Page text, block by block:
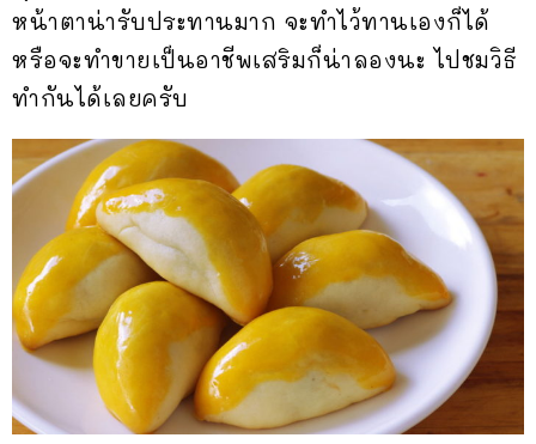
หน้าตาน่ารับประทานมาก จะทำไว้ทานเองก็ได้
หรือจะทำขายเป็นอาชีพเสริมก็น่าลองนะ ไปชมวิธี
ทำกันได้เลยครับ